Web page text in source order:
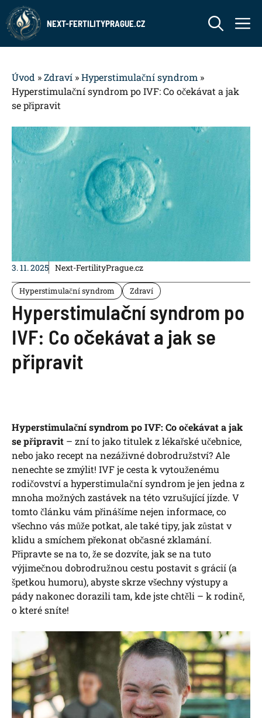
Přeskočit
na
obsah
NEXT-FERTILITYPRAGUE.CZ
Úvod »Zdraví »Hyperstimulační syndrom »
Hyperstimulační syndrom po IVF: Co očekávat a jak
se připravit
3. 11. 2025 Next-FertilityPrague.cz
Hyperstimulační syndrom Zdraví
Hyperstimulační syndrom po
IVF: Co očekávat a jak se
připravit
Hyperstimulační syndrom po IVF: Co očekávat a jak
se připravit – zní to jako titulek z lékařské učebnice,
nebo jako recept na nezáživné dobrodružství? Ale
nenechte se zmýlit! IVF je cesta k vytouženému
rodičovství a hyperstimulační syndrom je jen jedna z
mnoha možných zastávek na této vzrušující jízde. V
tomto článku vám přinášíme nejen informace, co
všechno vás může potkat, ale také tipy, jak zůstat v
klidu a smíchem překonat občasné zklamání.
Připravte se na to, že se dozvíte, jak se na tuto
výjimečnou dobrodružnou cestu postavit s grácií (a
špetkou humoru), abyste skrze všechny výstupy a
pády nakonec dorazili tam, kde jste chtěli – k rodině,
o které sníte!